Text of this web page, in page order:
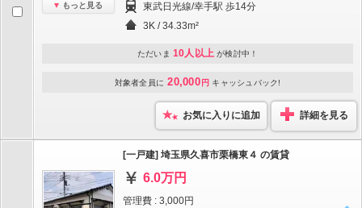
もっと見る
東武日光線/幸手駅 歩14分
3K / 34.33m²
ただいま 10人以上 が検討中！
対象者全員に 20,000 円 キャッシュバック!
お気に入りに追加 詳細を見る
[一戸建] 埼玉県久喜市栗橋東４ の賃貸
6.0万円
管理費 : 3,000円